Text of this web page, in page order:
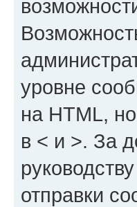
уровне
на HTML,
в < и >. За
отправки